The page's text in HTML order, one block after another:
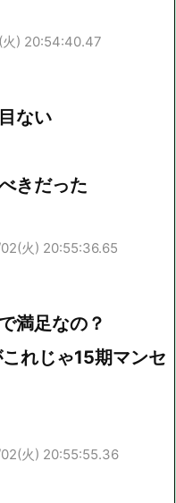
) 20:54:40.47
ない
きだった
火) 20:55:36.65
満足なの？
れじゃ15期マンセ
火) 20:55:55.36